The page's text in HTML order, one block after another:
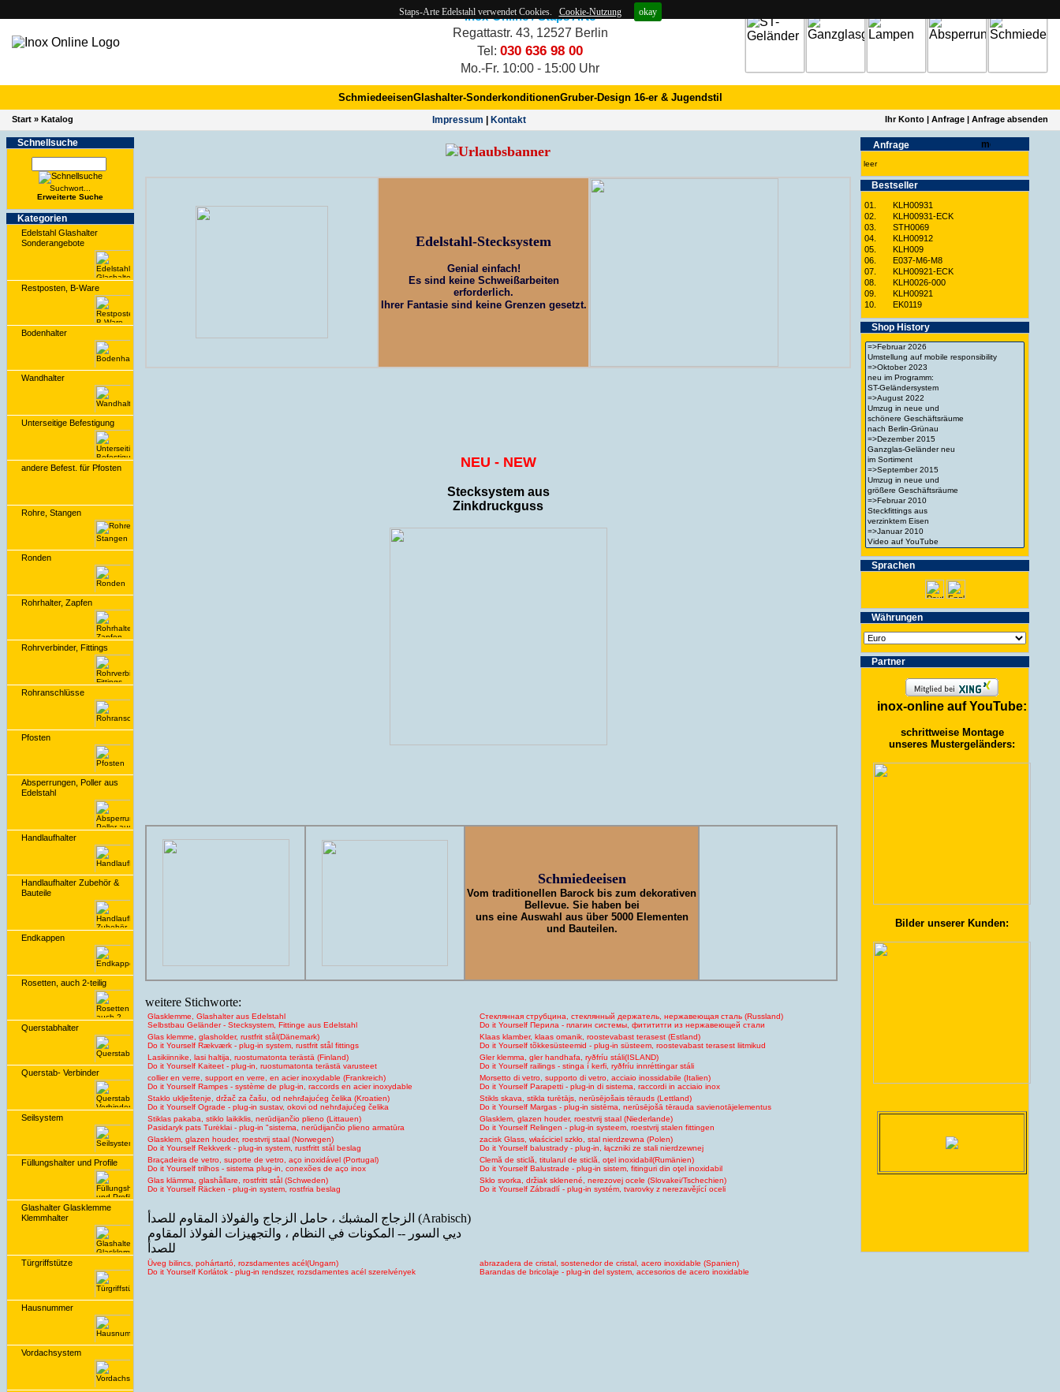
Staps-Arte Edelstahl verwendet Cookies. Cookie-Nutzung okay
Inox-Online / Staps Arte
Regattastr. 43, 12527 Berlin
Tel: 030 636 98 00
Mo.-Fr. 10:00 - 15:00 Uhr
SchmiedeeisenGlashalter-SonderkonditionenGruber-Design 16-er & Jugendstil
Start » Katalog Impres­sum Kontakt Ihr Konto | Anfrage | Anfrage absenden
Schnell­suche
Suchwort...
Erwei­terte Suche
Kate­gorien
Edelstahl Glashalter
Sonderangebote
Restposten, B-Ware
Bodenhalter
Wandhalter
Unterseitige Befestigung
andere Befest. für Pfosten
Rohre, Stangen
Ronden
Rohrhalter, Zapfen
Rohrverbinder, Fittings
Rohranschlüsse
Pfosten
Absperrungen, Poller aus
Edelstahl
Handlaufhalter
Handlaufhalter Zubehör &
Bauteile
Endkappen
Rosetten, auch 2-teilig
Querstabhalter
Querstab- Verbinder
Seilsystem
Füllungshalter und Profile
Glashalter Glasklemme
Klemmhalter
Türgriffstütze
Hausnummer
Vordachsystem
Edelstahl-Stecksystem
Genial einfach!
Es sind keine Schweißarbeiten
erforderlich.
Ihrer Fantasie sind keine Grenzen gesetzt.
NEU - NEW
Stecksystem aus
Zinkdruckguss
Schmiedeeisen
Vom traditionellen Barock bis zum dekorativen
Bellevue. Sie haben bei
uns eine Auswahl aus über 5000 Elementen
und Bauteilen.
weitere Stichworte:
Glasklemme, Glashalter aus Edelstahl
Selbstbau Geländer - Stecksystem, Fittinge aus Edelstahl
Стеклянная струбцина, стеклянный держатель, нержавеющая сталь (Russland)
Do it Yourself Перила - плагин системы, фитититги из нержавеющей стали
Glas klemme, glasholder, rustfrit stål(Dänemark)
Do it Yourself Rækværk - plug-in system, rustfrit stål fittings
Klaas klamber, klaas omanik, roostevabast terasest (Estland)
Do it Yourself tõkkesüsteemid - plug-in süsteem, roostevabast terasest liitmikud
Lasikiinnike, lasi haltija, ruostumatonta terästä (Finland)
Do it Yourself Kaiteet - plug-in, ruostumatonta terästä varusteet
Gler klemma, gler handhafa, ryðfríu stáli(ISLAND)
Do it Yourself railings - stinga í kerfi, ryðfríu innréttingar stáli
collier en verre, support en verre, en acier inoxydable (Frankreich)
Do it Yourself Rampes - système de plug-in, raccords en acier inoxydable
Morsetto di vetro, supporto di vetro, acciaio inossidabile (Italien)
Do it Yourself Parapetti - plug-in di sistema, raccordi in acciaio inox
Staklo uklještenje, držač za čašu, od nehrđajućeg čelika (Kroatien)
Do it Yourself Ograde - plug-in sustav, okovi od nehrđajućeg čelika
Stikls skava, stikla turētājs, nerūsējošais tērauds (Lettland)
Do it Yourself Margas - plug-in sistēma, nerūsējošā tērauda savienotājelementus
Stiklas pakaba, stiklo laikiklis, nerūdijančio plieno (Littauen)
Pasidaryk pats Turėklai - plug-in "sistema, nerūdijančio plieno armatūra
Glasklem, glazen houder, roestvrij staal (Niederlande)
Do it Yourself Relingen - plug-in systeem, roestvrij stalen fittingen
Glasklem, glazen houder, roestvrij staal (Norwegen)
Do it Yourself Rekkverk - plug-in system, rustfritt stål beslag
zacisk Glass, właściciel szkło, stal nierdzewna (Polen)
Do it Yourself balustrady - plug-in, łączniki ze stali nierdzewnej
Braçadeira de vetro, suporte de vetro, aço inoxidável (Portugal)
Do it Yourself trilhos - sistema plug-in, conexões de aço inox
Clemă de sticlă, titularul de sticlă, oţel inoxidabil(Rumänien)
Do it Yourself Balustrade - plug-in sistem, fitinguri din oţel inoxidabil
Glas klämma, glashållare, rostfritt stål (Schweden)
Do it Yourself Räcken - plug-in system, rostfria beslag
Sklo svorka, držiak sklenené, nerezovej ocele (Slovakei/Tschechien)
Do it Yourself Zábradlí - plug-in systém, tvarovky z nerezavějící oceli
الزجاج المشبك ، حامل الزجاج والفولاذ المقاوم للصدأ (Arabisch)
ديي السور -- المكونات في النظام ، والتجهيزات الفولاذ المقاوم
للصدأ
Üveg bilincs, pohártartó, rozsdamentes acél(Ungarn)
Do it Yourself Korlátok - plug-in rendszer, rozsdamentes acél szerelvények
abrazadera de cristal, sostenedor de cristal, acero inoxidable (Spanien)
Barandas de bricolaje - plug-in del system, accesorios de acero inoxidable
Anfrage
leer
Best­seller
01.
KLH00931
02.
KLH00931-ECK
03.
STH0069
04.
KLH00912
05.
KLH009
06.
E037-M6-M8
07.
KLH00921-ECK
08.
KLH0026-000
09.
KLH00921
10.
EK0119
Shop History
Spra­chen
Wäh­run­gen
Partner
inox-online auf YouTube:
schrittweise Montage
unseres Mustergeländers:
Bilder unserer Kunden: